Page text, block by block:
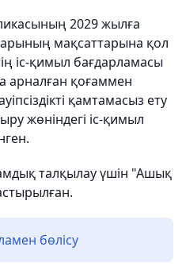
2029 жылға
мақсаттарына қол
іс-қимыл бағдарламасы
арналған қоғаммен
қамтамасыз ету
жөніндегі іс-қимыл
талқылау үшін "Ашық
бөлісу